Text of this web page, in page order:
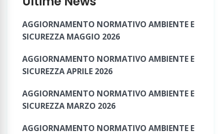
AGGIORNAMENTO NORMATIVO AMBIENTE E
SICUREZZA MAGGIO 2026
AGGIORNAMENTO NORMATIVO AMBIENTE E
SICUREZZA APRILE 2026
AGGIORNAMENTO NORMATIVO AMBIENTE E
SICUREZZA MARZO 2026
AGGIORNAMENTO NORMATIVO AMBIENTE E